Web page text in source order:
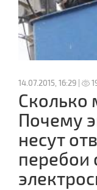
14.07.2015, 16:29 |
Сколько
Почему
несут
перебои